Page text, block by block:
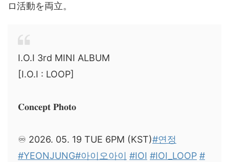
ロ活動を両立。
I.O.I 3rd MINI ALBUM
[I.O.I : LOOP]
𝐂𝐨𝐧𝐜𝐞𝐩𝐭 𝐏𝐡𝐨𝐭𝐨
♾️ 2026. 05. 19 TUE 6PM (KST)#연정
#YEONJUNG#아이오아이 #IOI #IOI_LOOP #